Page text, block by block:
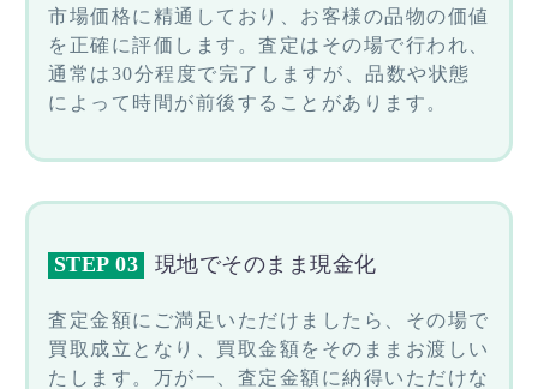
市場価格に精通しており、お客様の品物の価値
を正確に評価します。査定はその場で行われ、
通常は30分程度で完了しますが、品数や状態
によって時間が前後することがあります。
STEP 03 現地でそのまま現金化
査定金額にご満足いただけましたら、その場で
買取成立となり、買取金額をそのままお渡しい
たします。万が一、査定金額に納得いただけな